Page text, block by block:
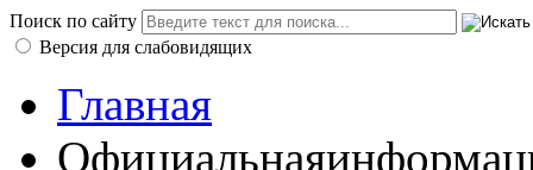
Поиск по сайту
Версия для слабовидящих
Главная
Официальная